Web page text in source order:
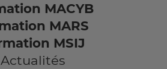
MACYB
MARS
MSIJ
Actualités